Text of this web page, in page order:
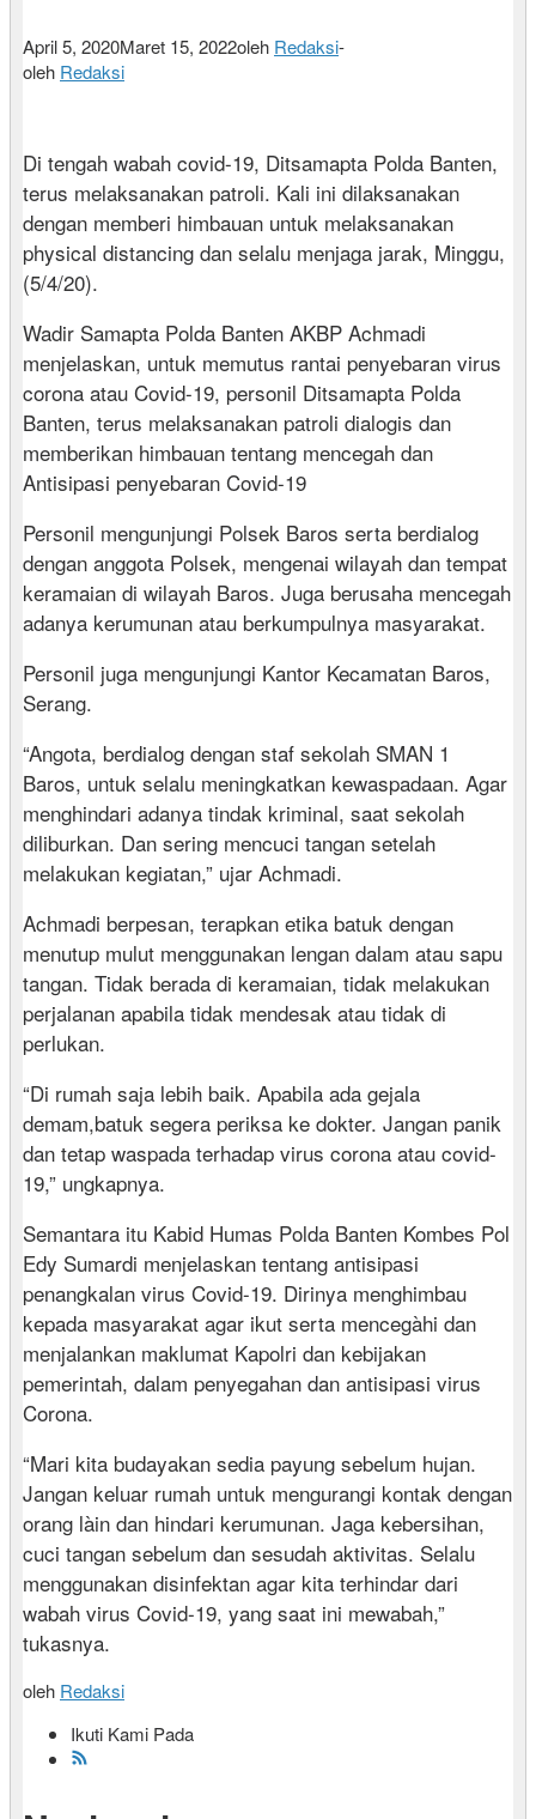
April 5, 2020Maret 15, 2022oleh Redaksi-
oleh Redaksi
Di tengah wabah covid-19, Ditsamapta Polda Banten,
terus melaksanakan patroli. Kali ini dilaksanakan
dengan memberi himbauan untuk melaksanakan
physical distancing dan selalu menjaga jarak, Minggu,
(5/4/20).
Wadir Samapta Polda Banten AKBP Achmadi
menjelaskan, untuk memutus rantai penyebaran virus
corona atau Covid-19, personil Ditsamapta Polda
Banten, terus melaksanakan patroli dialogis dan
memberikan himbauan tentang mencegah dan
Antisipasi penyebaran Covid-19
Personil mengunjungi Polsek Baros serta berdialog
dengan anggota Polsek, mengenai wilayah dan tempat
keramaian di wilayah Baros. Juga berusaha mencegah
adanya kerumunan atau berkumpulnya masyarakat.
Personil juga mengunjungi Kantor Kecamatan Baros,
Serang.
“Angota, berdialog dengan staf sekolah SMAN 1
Baros, untuk selalu meningkatkan kewaspadaan. Agar
menghindari adanya tindak kriminal, saat sekolah
diliburkan. Dan sering mencuci tangan setelah
melakukan kegiatan,” ujar Achmadi.
Achmadi berpesan, terapkan etika batuk dengan
menutup mulut menggunakan lengan dalam atau sapu
tangan. Tidak berada di keramaian, tidak melakukan
perjalanan apabila tidak mendesak atau tidak di
perlukan.
“Di rumah saja lebih baik. Apabila ada gejala
demam,batuk segera periksa ke dokter. Jangan panik
dan tetap waspada terhadap virus corona atau covid-
19,” ungkapnya.
Semantara itu Kabid Humas Polda Banten Kombes Pol
Edy Sumardi menjelaskan tentang antisipasi
penangkalan virus Covid-19. Dirinya menghimbau
kepada masyarakat agar ikut serta mencegàhi dan
menjalankan maklumat Kapolri dan kebijakan
pemerintah, dalam penyegahan dan antisipasi virus
Corona.
“Mari kita budayakan sedia payung sebelum hujan.
Jangan keluar rumah untuk mengurangi kontak dengan
orang làin dan hindari kerumunan. Jaga kebersihan,
cuci tangan sebelum dan sesudah aktivitas. Selalu
menggunakan disinfektan agar kita terhindar dari
wabah virus Covid-19, yang saat ini mewabah,”
tukasnya.
oleh Redaksi
Ikuti Kami Pada